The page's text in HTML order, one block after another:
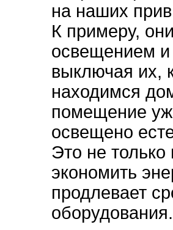
на наших
К примеру,
освещением
выключая их,
находимся
помещение
освещено
Это не
экономить
продлевает
оборудования.